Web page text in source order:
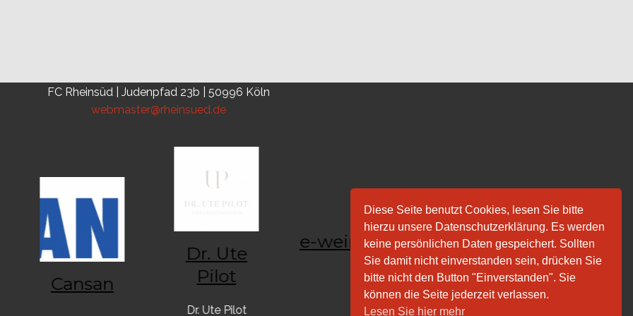
FC Rheinsüd | Judenpfad 23b | 50996 Köln
webmaster@rheinsued.de
F.W. Müller
& Söhne
e-weinzierl
Dr. Ute
Pilot
Dr. Ute Pilot
Cansan
Diese Seite benutzt Cookies, lesen Sie bitte
hierzu unsere Datenschutzerklärung. Es werden
keine persönlichen Daten gespeichert. Sollten
Sie damit nicht einverstanden sein, drücken Sie
bitte nicht den Button "Einverstanden". Sie
können die Seite jederzeit verlassen.
Lesen Sie hier mehr